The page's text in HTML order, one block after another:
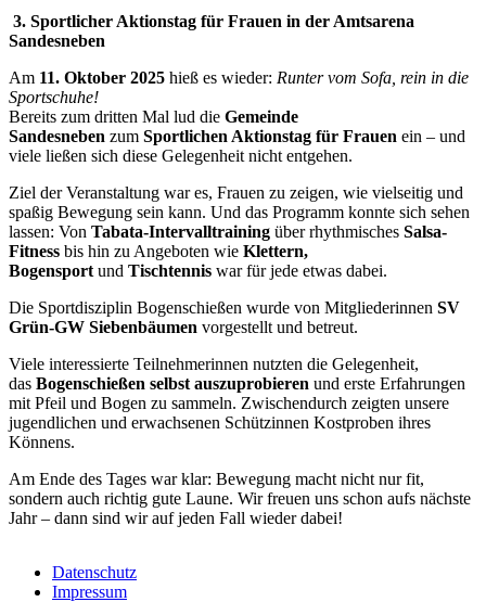
3. Sportlicher Aktionstag für Frauen in der Amtsarena
Sandesneben
Am 11. Oktober 2025 hieß es wieder: Runter vom Sofa, rein in die
Sportschuhe!
Bereits zum dritten Mal lud die Gemeinde
Sandesneben zum Sportlichen Aktionstag für Frauen ein – und
viele ließen sich diese Gelegenheit nicht entgehen.
Ziel der Veranstaltung war es, Frauen zu zeigen, wie vielseitig und
spaßig Bewegung sein kann. Und das Programm konnte sich sehen
lassen: Von Tabata-Intervalltraining über rhythmisches Salsa-
Fitness bis hin zu Angeboten wie Klettern,
Bogensport und Tischtennis war für jede etwas dabei.
Die Sportdisziplin Bogenschießen wurde von Mitgliederinnen SV
Grün-GW Siebenbäumen vorgestellt und betreut.
Viele interessierte Teilnehmerinnen nutzten die Gelegenheit,
das Bogenschießen selbst auszuprobieren und erste Erfahrungen
mit Pfeil und Bogen zu sammeln. Zwischendurch zeigten unsere
jugendlichen und erwachsenen Schützinnen Kostproben ihres
Könnens.
Am Ende des Tages war klar: Bewegung macht nicht nur fit,
sondern auch richtig gute Laune. Wir freuen uns schon aufs nächste
Jahr – dann sind wir auf jeden Fall wieder dabei!
Datenschutz
Impressum